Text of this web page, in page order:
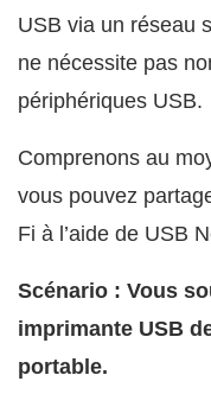
USB via un réseau
ne nécessite pas
périphériques USB.
Comprenons au
vous pouvez
Fi à l’aide de USB
Scénario : Vous
imprimante USB
portable.